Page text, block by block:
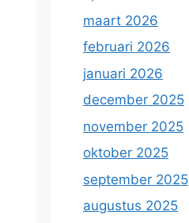
maart 2026
februari 2026
januari 2026
december 2025
november 2025
oktober 2025
september 2025
augustus 2025